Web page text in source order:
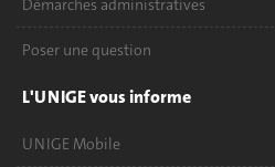
Démarches administratives
Poser une question
L'UNIGE vous informe
UNIGE Mobile